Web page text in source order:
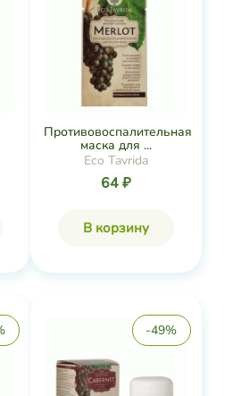
Противовоспалительная
маска для ...
Eco Tavrida
64 ₽
В корзину
-49%